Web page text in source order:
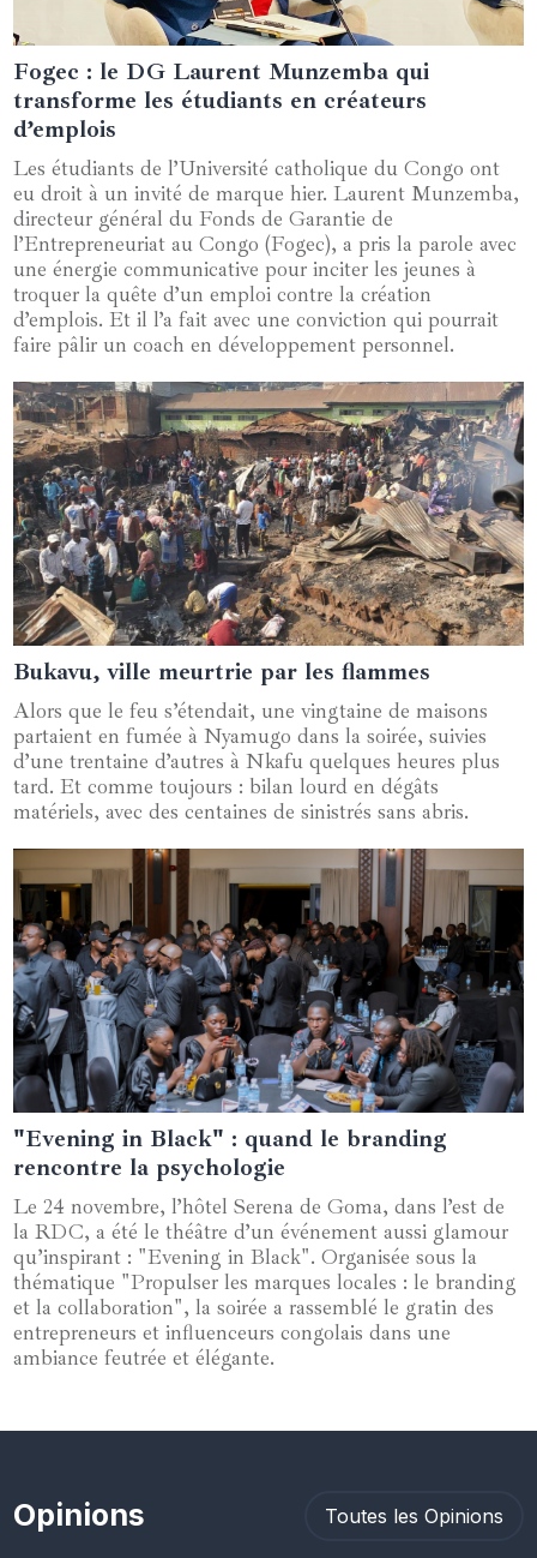
09 avril 2025
Fogec : le DG Laurent Munzemba qui
transforme les étudiants en créateurs
d’emplois
Les étudiants de l’Université catholique du Congo ont
eu droit à un invité de marque hier. Laurent Munzemba,
directeur général du Fonds de Garantie de
l’Entrepreneuriat au Congo (Fogec), a pris la parole avec
une énergie communicative pour inciter les jeunes à
troquer la quête d’un emploi contre la création
d’emplois. Et il l’a fait avec une conviction qui pourrait
faire pâlir un coach en développement personnel.
17 juin 2024
Bukavu, ville meurtrie par les flammes
Alors que le feu s’étendait, une vingtaine de maisons
partaient en fumée à Nyamugo dans la soirée, suivies
d’une trentaine d’autres à Nkafu quelques heures plus
tard. Et comme toujours : bilan lourd en dégâts
matériels, avec des centaines de sinistrés sans abris.
08 décembre 2024
"Evening in Black" : quand le branding
rencontre la psychologie
Le 24 novembre, l’hôtel Serena de Goma, dans l’est de
la RDC, a été le théâtre d’un événement aussi glamour
qu’inspirant : "Evening in Black". Organisée sous la
thématique "Propulser les marques locales : le branding
et la collaboration", la soirée a rassemblé le gratin des
entrepreneurs et influenceurs congolais dans une
ambiance feutrée et élégante.
Opinions Toutes les Opinions